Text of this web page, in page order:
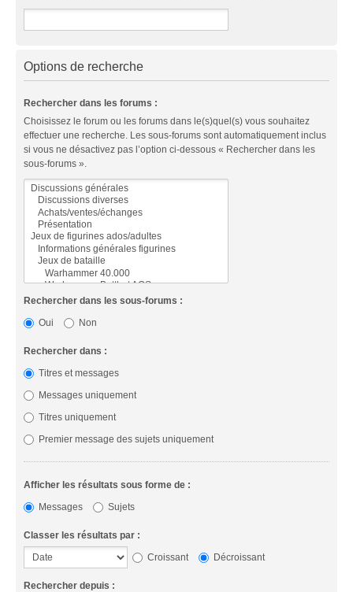
Options de recherche
Rechercher dans les forums :
Choisissez le forum ou les forums dans le(s)quel(s) vous souhaitez
effectuer une recherche. Les sous-forums sont automatiquement inclus
si vous ne désactivez pas l’option ci-dessous « Rechercher dans les
sous-forums ».
Rechercher dans les sous-forums :
Oui
Non
Rechercher dans :
Titres et messages
Messages uniquement
Titres uniquement
Premier message des sujets uniquement
Afficher les résultats sous forme de :
Messages
Sujets
Classer les résultats par :
Croissant
Décroissant
Rechercher depuis :